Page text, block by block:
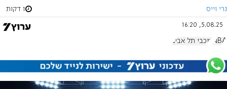
נרי וייס 1 דקות
5.08.25, 16:20
NBA מכבי תל אביב